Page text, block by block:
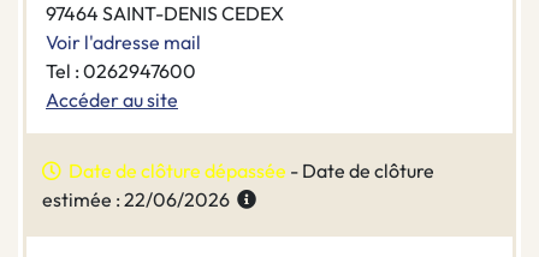
97464 SAINT-DENIS CEDEX
Voir l'adresse mail
Tel : 0262947600
Accéder au site
Date de clôture dépassée - Date de clôture
estimée : 22/06/2026